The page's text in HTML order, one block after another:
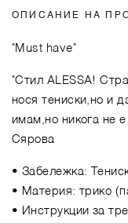
ОПИСАНИЕ НА
"Must have"
"Стил ALESSA!
нося тениски,но и
имам,но никога не
Сярова
• Забележка:
• Материя: трико
• Инструкции за